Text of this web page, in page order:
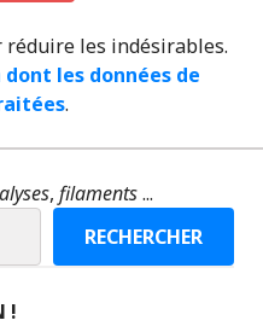
les indésirables.
les données de
.
, filaments...
RECHERCHER
!